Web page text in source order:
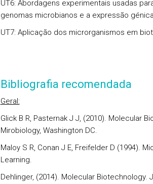
UT6: Abordagens experimentais usadas
genomas microbianos e a expressão
UT7: Aplicação dos microrganismos em
Bibliografia recomendada
Geral:
Glick B R, Pasternak J J, (2010). Molecular
Mirobiology, Washington DC.
Maloy S R, Conan J E, Freifelder D (1994).
Learning.
Dehlinger, (2014). Molecular Biotechnology.